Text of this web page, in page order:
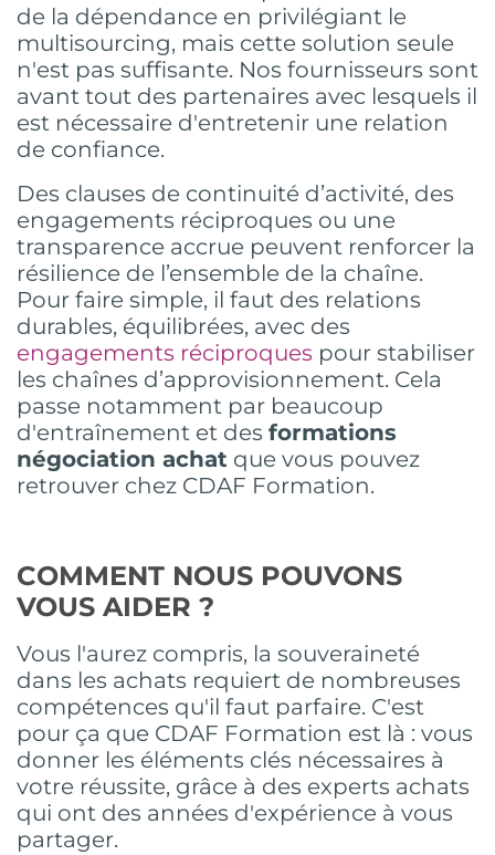
de la dépendance en privilégiant le
multisourcing, mais cette solution seule
n'est pas suffisante. Nos fournisseurs sont
avant tout des partenaires avec lesquels il
est nécessaire d'entretenir une relation
de confiance.
Des clauses de continuité d’activité, des
engagements réciproques ou une
transparence accrue peuvent renforcer la
résilience de l’ensemble de la chaîne.
Pour faire simple, il faut des relations
durables, équilibrées, avec des
engagements réciproques pour stabiliser
les chaînes d’approvisionnement. Cela
passe notamment par beaucoup
d'entraînement et des formations
négociation achat que vous pouvez
retrouver chez CDAF Formation.
COMMENT NOUS POUVONS
VOUS AIDER ?
Vous l'aurez compris, la souveraineté
dans les achats requiert de nombreuses
compétences qu'il faut parfaire. C'est
pour ça que CDAF Formation est là : vous
donner les éléments clés nécessaires à
votre réussite, grâce à des experts achats
qui ont des années d'expérience à vous
partager.